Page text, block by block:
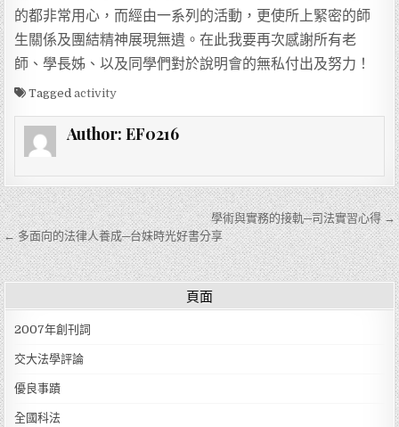
的都非常用心，而經由一系列的活動，更使所上緊密的師
生關係及團結精神展現無遺。在此我要再次感謝所有老
師、學長姊、以及同學們對於說明會的無私付出及努力！
Taggedactivity
Author: EF0216
文章導覽
學術與實務的接軌─司法實習心得 →
← 多面向的法律人養成─台妹時光好書分享
頁面
2007年創刊詞
交大法學評論
優良事蹟
全國科法